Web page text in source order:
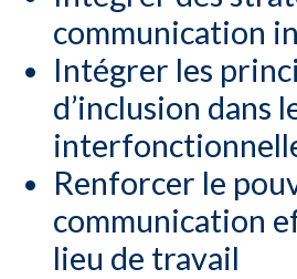
communication
Intégrer les
d’inclusion dans
Renforcer le
communication
lieu de travail